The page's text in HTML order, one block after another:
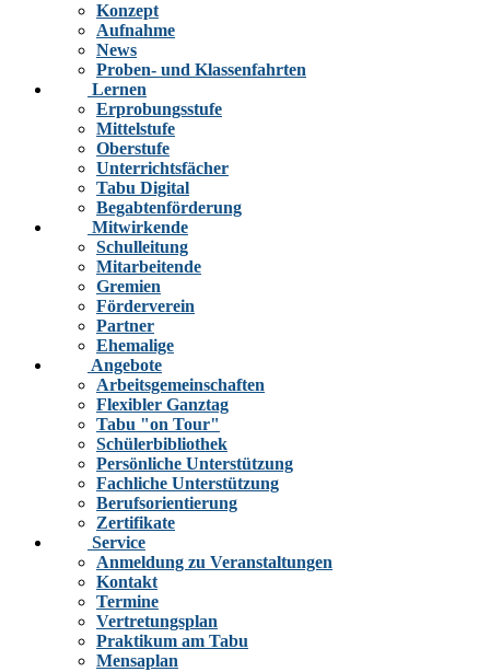
Konzept
Aufnahme
News
Proben- und Klassenfahrten
Lernen
Erprobungsstufe
Mittelstufe
Oberstufe
Unterrichtsfächer
Tabu Digital
Begabtenförderung
Mitwirkende
Schulleitung
Mitarbeitende
Gremien
Förderverein
Partner
Ehemalige
Angebote
Arbeitsgemeinschaften
Flexibler Ganztag
Tabu "on Tour"
Schülerbibliothek
Persönliche Unterstützung
Fachliche Unterstützung
Berufsorientierung
Zertifikate
Service
Anmeldung zu Veranstaltungen
Kontakt
Termine
Vertretungsplan
Praktikum am Tabu
Mensaplan